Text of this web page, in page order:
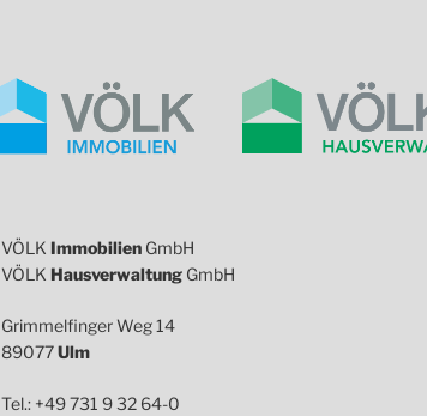
VÖLK Immobilien GmbH
VÖLK Hausverwaltung GmbH
Grimmelfinger Weg 14
89077Ulm
Tel.: +49 731 9 32 64-0